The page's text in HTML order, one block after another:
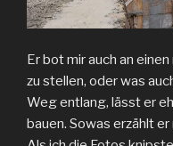
Er bot mir auch an
zu stellen, oder was
Weg entlang, lässt er
bauen. Sowas erzählt